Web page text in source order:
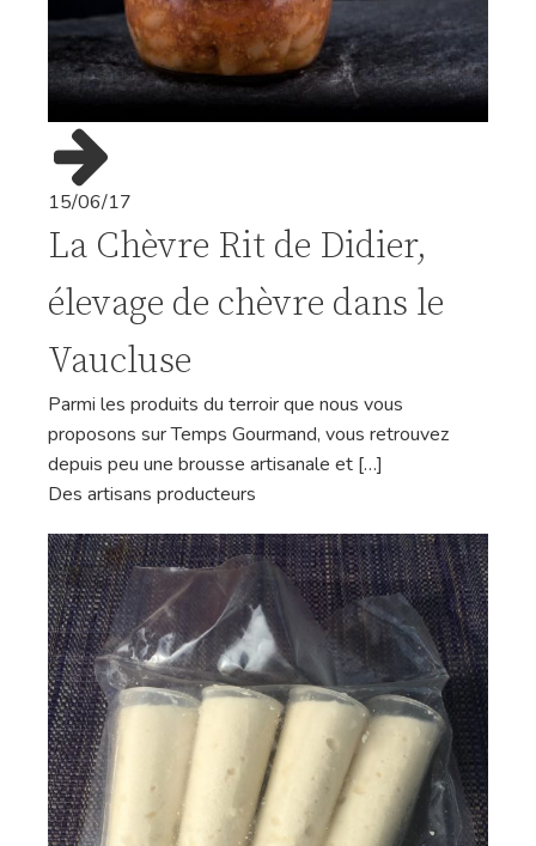
15/06/17
La Chèvre Rit de Didier,
élevage de chèvre dans le
Vaucluse
Parmi les produits du terroir que nous vous
proposons sur Temps Gourmand, vous retrouvez
depuis peu une brousse artisanale et […]
Des artisans producteurs